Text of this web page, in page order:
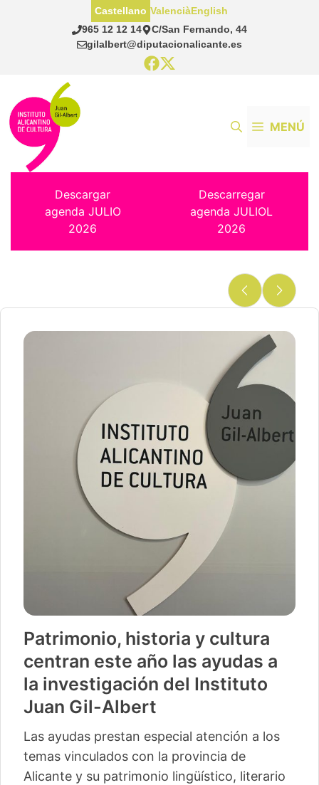
965 12 12 14
C/San Fernando, 44
gilalbert@diputacionalicante.es
Castellano ValenciàEnglish
MENÚ
Descargar
agenda JULIO
2026
Descarregar
agenda JULIOL
2026
Patrimonio, historia y cultura
centran este año las ayudas a
la investigación del Instituto
Juan Gil-Albert
Las ayudas prestan especial atención a los
temas vinculados con la provincia de
Alicante y su patrimonio lingüístico, literario